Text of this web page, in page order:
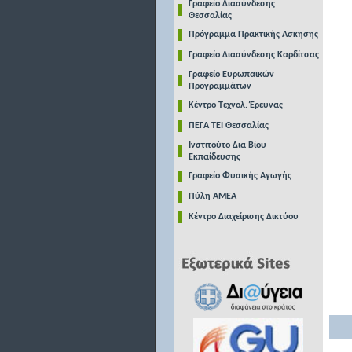
Γραφείο Διασύνδεσης
Θεσσαλίας
Πρόγραμμα Πρακτικής Ασκησης
Γραφείο Διασύνδεσης Καρδίτσας
Γραφείο Ευρωπαικών
Προγραμμάτων
Κέντρο Τεχνολ. Έρευνας
ΠΕΓΑ ΤΕΙ Θεσσαλίας
Ινστιτούτο Δια Βίου
Εκπαίδευσης
Γραφείο Φυσικής Αγωγής
Πύλη ΑΜΕΑ
Κέντρο Διαχείρισης Δικτύου